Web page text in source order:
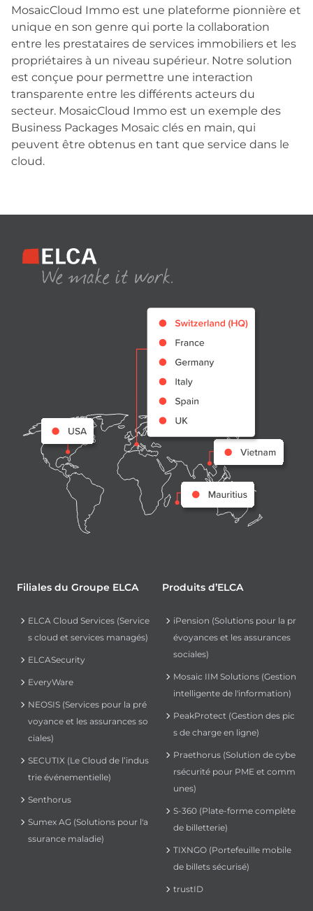
MosaicCloud Immo est une plateforme pionnière et
unique en son genre qui porte la collaboration
entre les prestataires de services immobiliers et les
propriétaires à un niveau supérieur. Notre solution
est conçue pour permettre une interaction
transparente entre les différents acteurs du
secteur. MosaicCloud Immo est un exemple des
Business Packages Mosaic clés en main, qui
peuvent être obtenus en tant que service dans le
cloud.
Filiales du Groupe ELCA
ELCA Cloud Services (Service
s cloud et services managés)
ELCASecurity
EveryWare
NEOSIS (Services pour la pré
voyance et les assurances so
ciales)
SECUTIX (Le Cloud de l’indus
trie événementielle)
Senthorus
Sumex AG (Solutions pour l'a
ssurance maladie)
Produits d’ELCA
iPension (Solutions pour la pr
évoyances et les assurances
sociales)
Mosaic IIM Solutions (Gestion
intelligente de l'information)
PeakProtect (Gestion des pic
s de charge en ligne)
Praethorus (Solution de cybe
rsécurité pour PME et comm
unes)
S-360 (Plate-forme complète
de billetterie)
TIXNGO (Portefeuille mobile
de billets sécurisé)
trustID